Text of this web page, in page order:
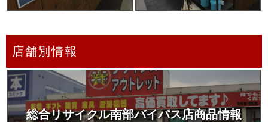
店舗別情報
総合リサイクル南部バイパス店商品情報